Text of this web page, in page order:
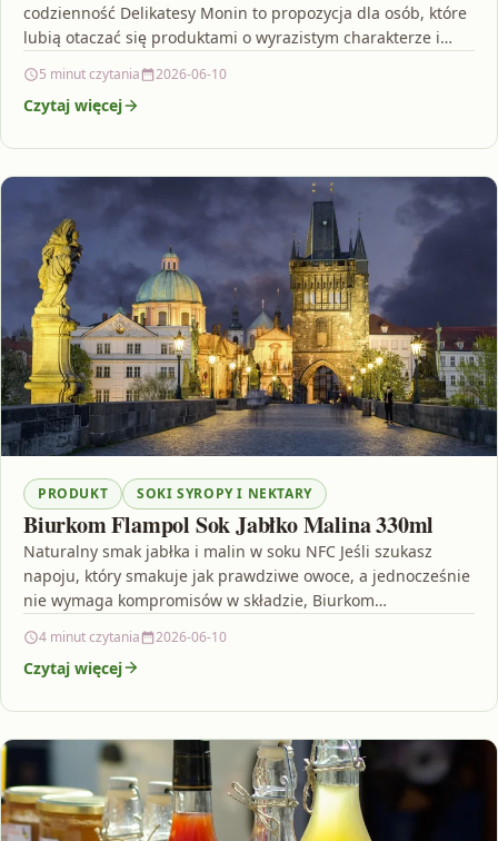
codzienność Delikatesy Monin to propozycja dla osób, które
lubią otaczać się produktami o wyrazistym charakterze i…
5 minut czytania 2026-06-10
Czytaj więcej
PRODUKT SOKI SYROPY I NEKTARY
Biurkom Flampol Sok Jabłko Malina 330ml
Naturalny smak jabłka i malin w soku NFC Jeśli szukasz
napoju, który smakuje jak prawdziwe owoce, a jednocześnie
nie wymaga kompromisów w składzie, Biurkom…
4 minut czytania 2026-06-10
Czytaj więcej